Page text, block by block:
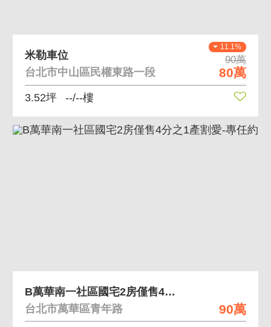
11.1%
90萬
80萬
米勒車位
台北市中山區民權東路一段
3.52坪 --/--樓
90萬
B萬華南一社區國宅2房僅售4分之1產割愛-專任約
台北市萬華區青年路